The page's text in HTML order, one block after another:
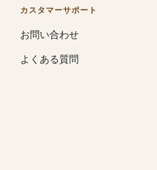
カスタマーサポート
お問い合わせ
よくある質問